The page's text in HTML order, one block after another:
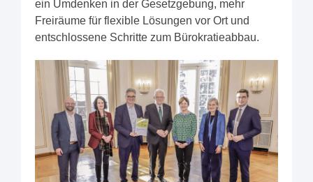
ein Umdenken in der Gesetzgebung, mehr
Freiräume für flexible Lösungen vor Ort und
entschlossene Schritte zum Bürokratieabbau.